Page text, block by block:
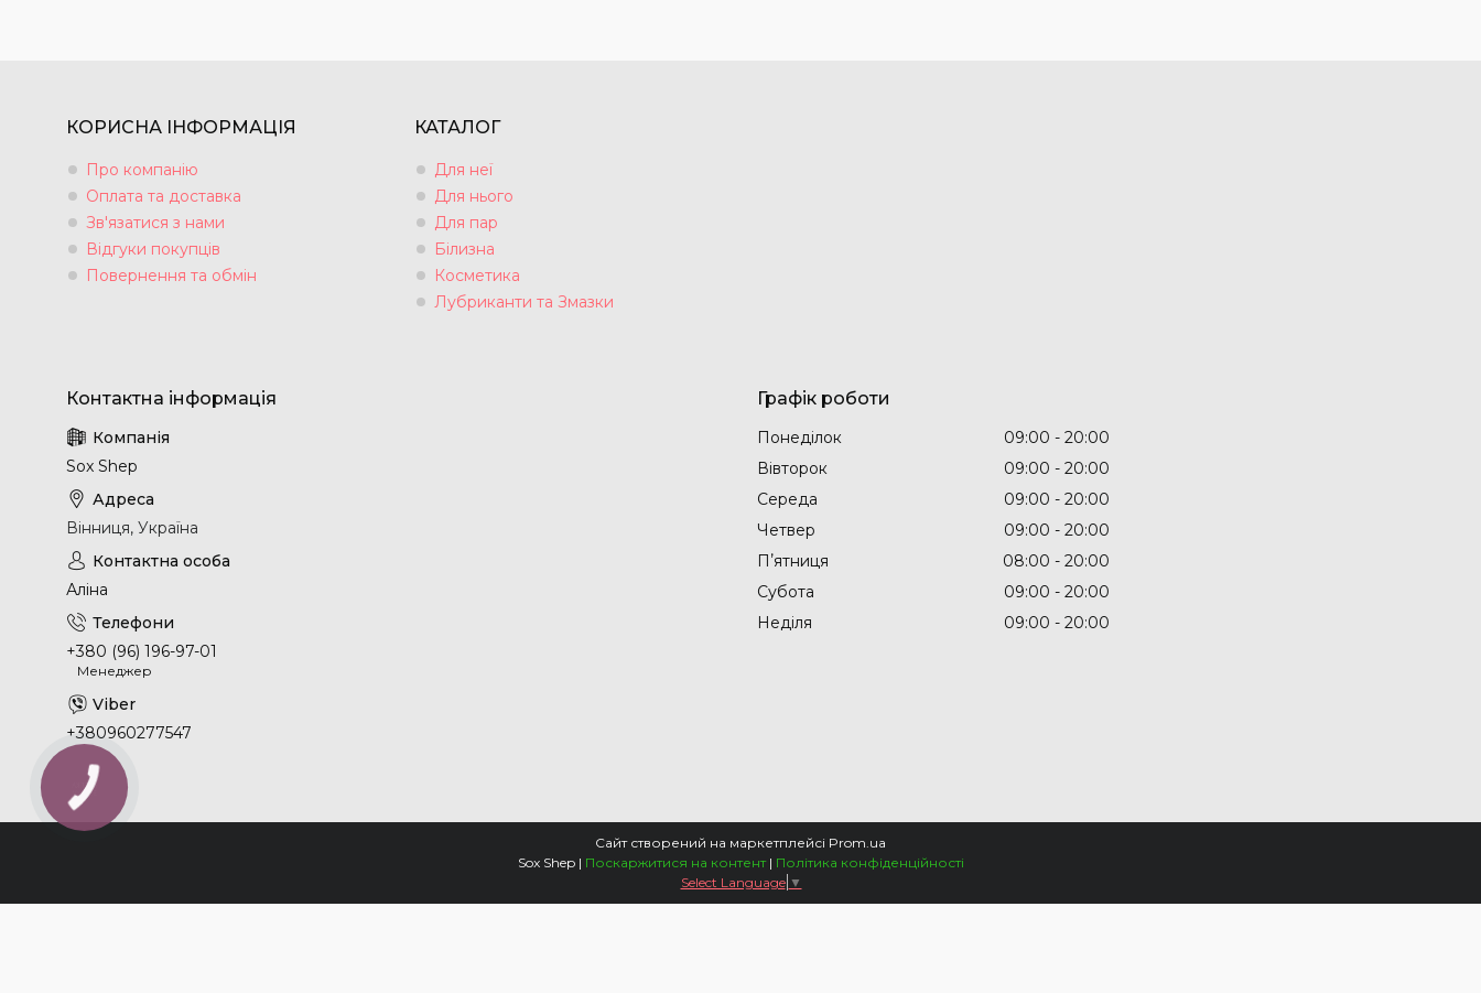
КОРИСНА ІНФОРМАЦІЯ
Про компанію
Оплата та доставка
Зв'язатися з нами
Відгуки покупців
Повернення та обмін
КАТАЛОГ
Для неї
Для нього
Для пар
Білизна
Косметика
Лубриканти та Змазки
Sox Shep
Вінниця, Україна
Аліна
+380 (96) 196-97-01
Менеджер
+380960277547
Графік роботи
Понеділок 09:00
20:00
Вівторок
09:00
20:00
Середа
09:00
20:00
Четвер
09:00
20:00
Пʼятниця
08:00
20:00
Субота
09:00
20:00
Неділя
09:00 20:00
Сайт створений на маркетплейсі Prom.ua
Sox Shep | Поскаржитися на контент | Політика конфіденційності
Select Language ▼
КНОПКА
ЗВ'ЯЗКУ